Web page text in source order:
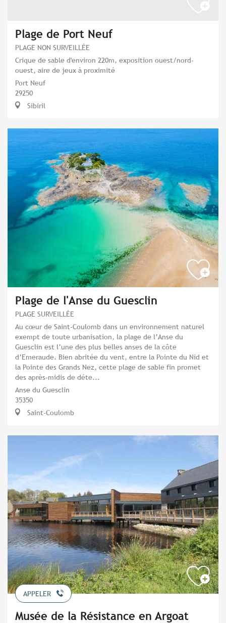
Plage de Port Neuf
PLAGE NON SURVEILLÉE
Crique de sable d'environ 220m, exposition ouest/nord-
ouest, aire de jeux à proximité
Port Neuf
29250
Sibiril
Plage de l'Anse du Guesclin
PLAGE SURVEILLÉE
Au cœur de Saint-Coulomb dans un environnement naturel
exempt de toute urbanisation, la plage de l’Anse du
Guesclin est l’une des plus belles anses de la côte
d’Emeraude. Bien abritée du vent, entre la Pointe du Nid et
la Pointe des Grands Nez, cette plage de sable fin promet
des après-midis de déte...
Anse du Guesclin
35350
Saint-Coulomb
APPELER
Musée de la Résistance en Argoat